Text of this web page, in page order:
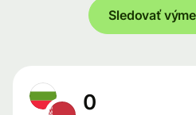
Sledovať
0